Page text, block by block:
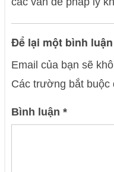
Để lại một bình luận
Email của bạn sẽ
Các trường bắt
Bình luận*